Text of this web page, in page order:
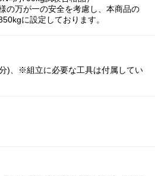
の万が一の安全を考慮し、本商品の
に設定しております。
)、※組立に必要な工具は付属してい